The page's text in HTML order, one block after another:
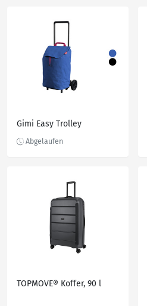
Gimi Easy Trolley
TOPMOVE® Koffer, 90 l